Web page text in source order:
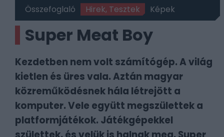
Összefoglaló Hirek, Tesztek Képek
Super Meat Boy
Kezdetben nem volt számítógép. A világ
kietlen és üres vala. Aztán magyar
közreműködésnek hála létrejött a
komputer. Vele együtt megszülettek a
platformjátékok. Játékgépekkel